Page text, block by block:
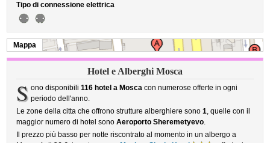
Tipo di connessione elettrica
Mappa
Hotel e Alberghi Mosca
S ono disponibili 116 hotel a Moscacon numerose offerte in ogni
periodo dell'anno.
Le zone della citta che offrono strutture alberghiere sono1, quelle con il
maggior numero di hotel sonoAeroporto Sheremetyevo.
Il prezzo più basso per notte riscontrato al momento in un albergo a